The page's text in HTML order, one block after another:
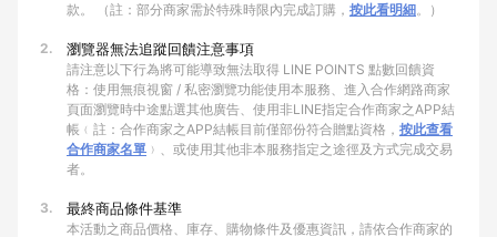
款。 （註：部分商家需於特殊時限內完成訂購， 按此看明細。）
2. 瀏覽器無法追蹤回饋注意事項
請注意以下行為將可能導致無法取得 LINE POINTS 點數回饋資
格：使用無痕視窗 / 私密瀏覽功能使用本服務、進入合作網路商家
頁面瀏覽時中途點選其他廣告、使用非LINE指定合作商家之APP結
帳﹙註：合作商家之APP結帳目前僅部份符合贈點資格， 按此查看
合作商家名單 ﹚、或使用其他非本服務指定之途徑及方式完成交易
者。
3. 最終商品條件基準
本活動之商品價格、庫存、購物條件及優惠資訊，請依合作商家的